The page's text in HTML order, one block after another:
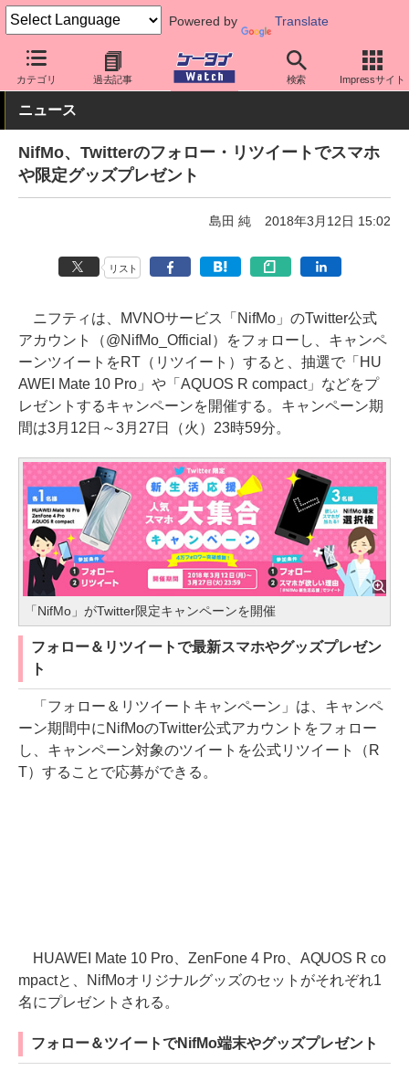
Powered by Translate
カテゴリ 過去記事 検索 Impressサイト
ケータイ Watch 格安スマホ/格安SIM 格安SIM/MVNO その他
ニュース
NifMo、Twitterのフォロー・リツイートでスマホ
や限定グッズプレゼント
島田 純 2018年3月12日 15:02
リスト
ニフティは、MVNOサービス「NifMo」のTwitter公式
アカウント（@NifMo_Official）をフォローし、キャンペ
ーンツイートをRT（リツイート）すると、抽選で「HU
AWEI Mate 10 Pro」や「AQUOS R compact」などをプ
レゼントするキャンペーンを開催する。キャンペーン期
間は3月12日～3月27日（火）23時59分。
「NifMo」がTwitter限定キャンペーンを開催
フォロー＆リツイートで最新スマホやグッズプレゼン
ト
「フォロー＆リツイートキャンペーン」は、キャンペ
ーン期間中にNifMoのTwitter公式アカウントをフォロー
し、キャンペーン対象のツイートを公式リツイート（R
T）することで応募ができる。
HUAWEI Mate 10 Pro、ZenFone 4 Pro、AQUOS R co
mpactと、NifMoオリジナルグッズのセットがそれぞれ1
名にプレゼントされる。
フォロー＆ツイートでNifMo端末やグッズプレゼント